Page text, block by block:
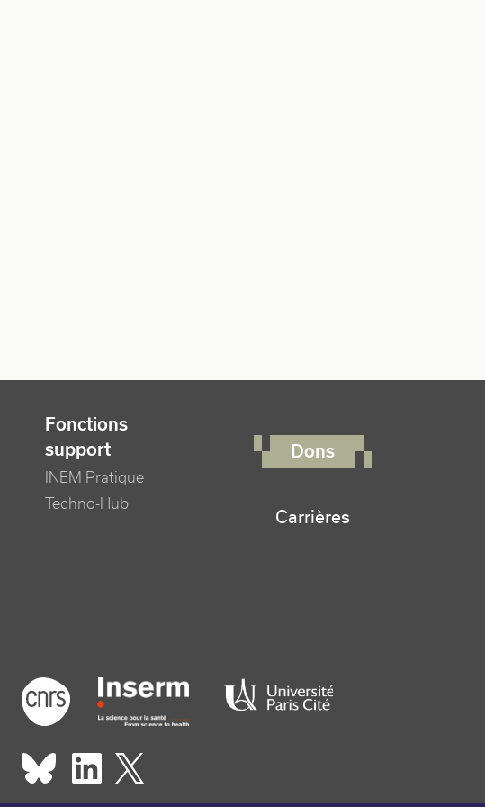
Fonctions
support
INEM Pratique
Techno-Hub
Dons
Carrières
Footer logo tutelles
Réseaux sociaux footer